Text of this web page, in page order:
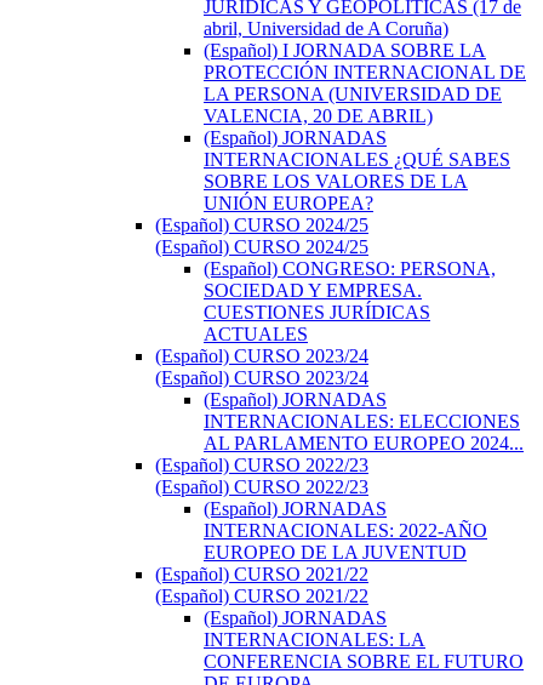
JURÍDICAS Y GEOPOLÍTICAS (17 de
abril, Universidad de A Coruña)
(Español) I JORNADA SOBRE LA
PROTECCIÓN INTERNACIONAL DE
LA PERSONA (UNIVERSIDAD DE
VALENCIA, 20 DE ABRIL)
(Español) JORNADAS
INTERNACIONALES ¿QUÉ SABES
SOBRE LOS VALORES DE LA
UNIÓN EUROPEA?
(Español) CURSO 2024/25
(Español) CURSO 2024/25
(Español) CONGRESO: PERSONA,
SOCIEDAD Y EMPRESA.
CUESTIONES JURÍDICAS
ACTUALES
(Español) CURSO 2023/24
(Español) CURSO 2023/24
(Español) JORNADAS
INTERNACIONALES: ELECCIONES
AL PARLAMENTO EUROPEO 2024...
(Español) CURSO 2022/23
(Español) CURSO 2022/23
(Español) JORNADAS
INTERNACIONALES: 2022-AÑO
EUROPEO DE LA JUVENTUD
(Español) CURSO 2021/22
(Español) CURSO 2021/22
(Español) JORNADAS
INTERNACIONALES: LA
CONFERENCIA SOBRE EL FUTURO